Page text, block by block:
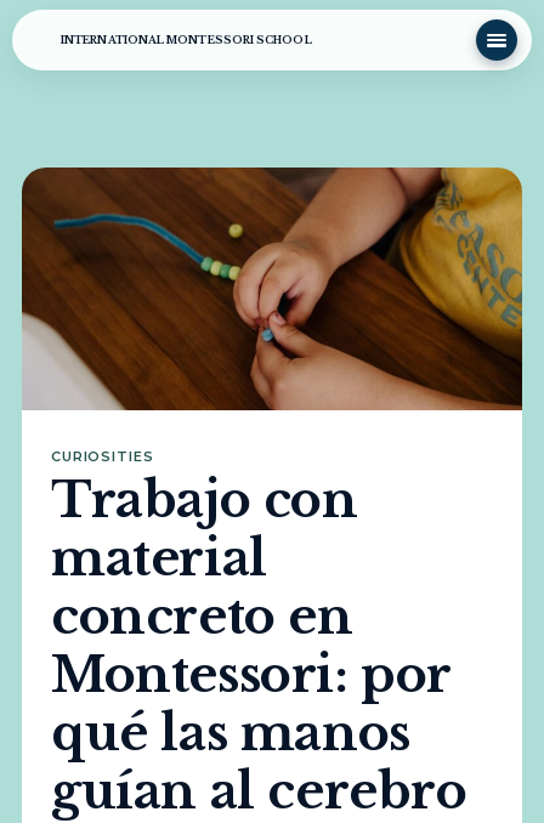
INTERNATIONAL MONTESSORI SCHOOL
CURIOSITIES
Trabajo con
material
concreto en
Montessori: por
qué las manos
guían al cerebro